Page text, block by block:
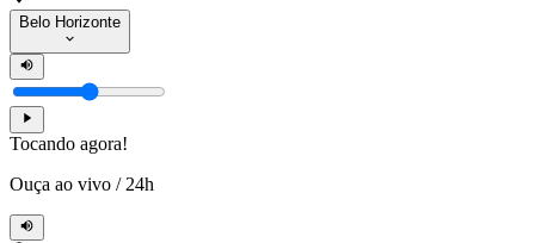
Belo Horizonte
Tocando agora!
Ouça ao vivo / 24h